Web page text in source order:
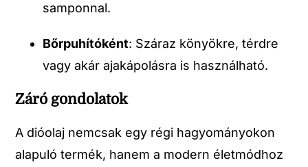
samponnal.
Bőrpuhítóként: Száraz könyökre, térdre
vagy akár ajakápolásra is használható.
Záró gondolatok
A dióolaj nemcsak egy régi hagyományokon
alapuló termék, hanem a modern életmódhoz